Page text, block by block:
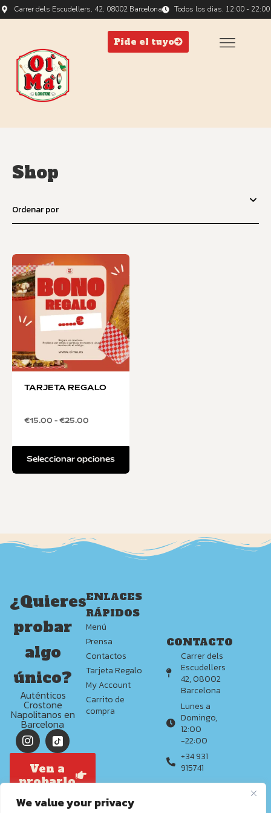
We value your privacy
Carrer dels Escudellers, 42, 08002 Barcelona Todos los dias, 12:00 - 22:00
Pide el tuyo
Shop
TARJETA REGALO
€15.00 - €25.00
Seleccionar opciones
¿Quieres
probar
algo
único?
Auténticos
Crostone
Napolitanos en
Barcelona
Ven a
probarlo
ENLACES
RÁPIDOS
Menú
Prensa
Contactos
Tarjeta Regalo
My Account
Carrito de
compra
CONTACTO
Carrer dels
Escudellers
42, 08002
Barcelona
Lunes a
Domingo,
12:00
-22:00
+34 931
915741